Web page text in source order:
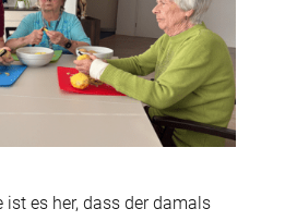
ist es her, dass der damals